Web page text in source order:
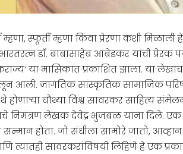
म्हणा, स्फूर्ती म्हणा किंवा प्रेरणा कशी
डॉ. बाबासाहेब आंबेडकर यांची प्रेरक
या मासिकात प्रकाशित झाला. या
आली. जागतिक सांस्कृतिक सामाजिक
चौथ्या विश्व सावरकर साहित्य
निमंत्रण लेखक देवेंद्र भुजबळ यांना दिले. एक
सन्मान होता. जो संधीला सामोरे जातो,
त्यातही सावरकरांविषयी लिहिणे हे एक